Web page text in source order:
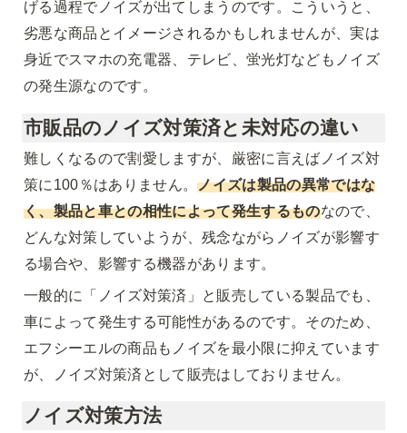
げる過程でノイズが出てしまうのです。こういうと、
劣悪な商品とイメージされるかもしれませんが、実は
身近でスマホの充電器、テレビ、蛍光灯などもノイズ
の発生源なのです。
市販品のノイズ対策済と未対応の違い
難しくなるので割愛しますが、厳密に言えばノイズ対
策に100％はありません。ノイズは製品の異常ではな
く、製品と車との相性によって発生するものなので、
どんな対策していようが、残念ながらノイズが影響す
る場合や、影響する機器があります。
一般的に「ノイズ対策済」と販売している製品でも、
車によって発生する可能性があるのです。そのため、
エフシーエルの商品もノイズを最小限に抑えています
が、ノイズ対策済として販売はしておりません。
ノイズ対策方法